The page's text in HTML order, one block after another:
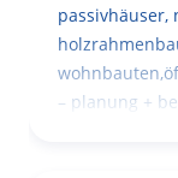
passivhäuser,
– planung +